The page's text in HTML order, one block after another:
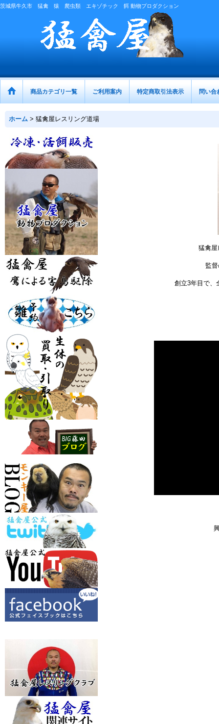
茨城県牛久市 猛禽 猿 爬虫類 エキゾチック 餌 動物プロダクション
商品カテゴリ一覧 ご利用案内 特定商取引法表示 問い合
ホーム > 猛禽屋レスリング道場
猛禽屋
監
創立3年目で、